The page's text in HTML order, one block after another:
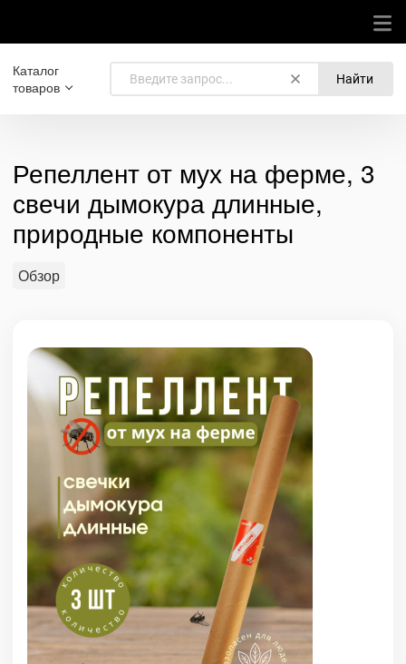
Каталог
товаров
Найти
Репеллент от мух на ферме, 3
свечи дымокура длинные,
природные компоненты
Обзор